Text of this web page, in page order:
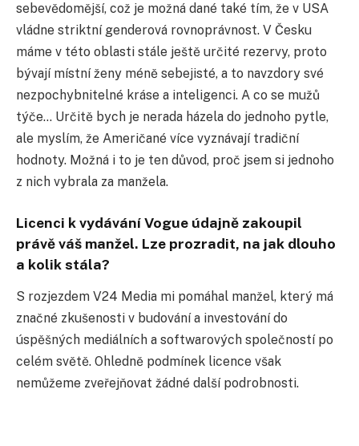
sebevědomější, což je možná dané také tím, že v USA
vládne striktní genderová rovnoprávnost. V Česku
máme v této oblasti stále ještě určité rezervy, proto
bývají místní ženy méně sebejisté, a to navzdory své
nezpochybnitelné kráse a inteligenci. A co se mužů
týče… Určitě bych je nerada házela do jednoho pytle,
ale myslím, že Američané více vyznávají tradiční
hodnoty. Možná i to je ten důvod, proč jsem si jednoho
z nich vybrala za manžela.
Licenci k vydávání Vogue údajně zakoupil
právě váš manžel. Lze prozradit, na jak dlouho
a kolik stála?
S rozjezdem V24 Media mi pomáhal manžel, který má
značné zkušenosti v budování a investování do
úspěšných mediálních a softwarových společností po
celém světě. Ohledně podmínek licence však
nemůžeme zveřejňovat žádné další podrobnosti.